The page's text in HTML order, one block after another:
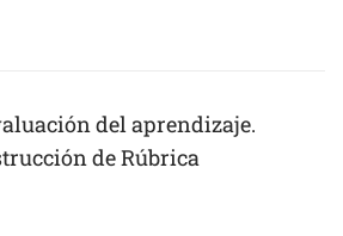
del aprendizaje.
de Rúbrica